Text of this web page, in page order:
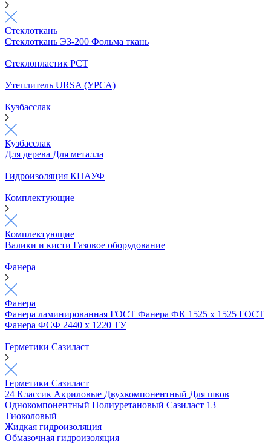
Стеклоткань
Стеклоткань ЭЗ-200 Фольма ткань
Стеклопластик РСТ
Утеплитель URSA (УРСА)
Кузбасслак
Кузбасслак
Для дерева Для металла
Гидроизоляция КНАУФ
Комплектующие
Комплектующие
Валики и кисти Газовое оборудование
Фанера
Фанера
Фанера ламинированная ГОСТ Фанера ФК 1525 х 1525 ГОСТ
Фанера ФСФ 2440 х 1220 ТУ
Герметики Сазиласт
Герметики Сазиласт
24 Классик Акриловые Двухкомпонентный Для швов
Однокомпонентный Полиуретановый Сазиласт 13
Тиоколовый
Жидкая гидроизоляция
Обмазочная гидроизоляция